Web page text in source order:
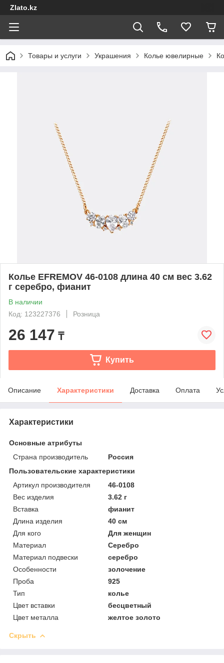
Zlato.kz
Товары и услуги Украшения Колье ювелирные
Колье EFREMOV 46-0108 длина 40 см вес 3.62
г серебро, фианит
В наличии
Код: 123227376
Розница
26 147 ₸
Купить
Описание Характеристики Доставка Оплата
Характеристики
Основные атрибуты
Страна производитель
Россия
Пользовательские характеристики
Артикул производителя
46-0108
Вес изделия
3.62 г
Вставка
фианит
Длина изделия
40 см
Для кого
Для женщин
Материал
Серебро
Материал подвески
серебро
Особенности
золочение
Проба
925
Тип
колье
Цвет вставки
бесцветный
Цвет металла
желтое золото
Скрыть